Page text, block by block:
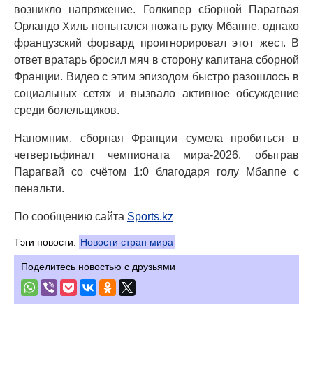
возникло напряжение. Голкипер сборной Парагвая
Орландо Хиль попытался пожать руку Мбаппе, однако
французский форвард проигнорировал этот жест. В
ответ вратарь бросил мяч в сторону капитана сборной
Франции. Видео с этим эпизодом быстро разошлось в
социальных сетях и вызвало активное обсуждение
среди болельщиков.
Напомним, сборная Франции сумела пробиться в
четвертьфинал чемпионата мира-2026, обыграв
Парагвай со счётом 1:0 благодаря голу Мбаппе с
пенальти.
По сообщению сайта Sports.kz
Тэги новости: Новости стран мира
Поделитесь новостью с друзьями